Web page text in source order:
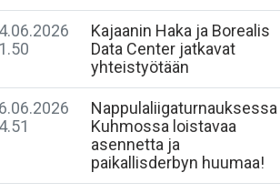
Kajaanin Haka ja Borealis
Data Center jatkavat
yhteistyötään
Nappulaliigaturnauksessa
Kuhmossa loistavaa
asennetta ja
paikallisderbyn huumaa!